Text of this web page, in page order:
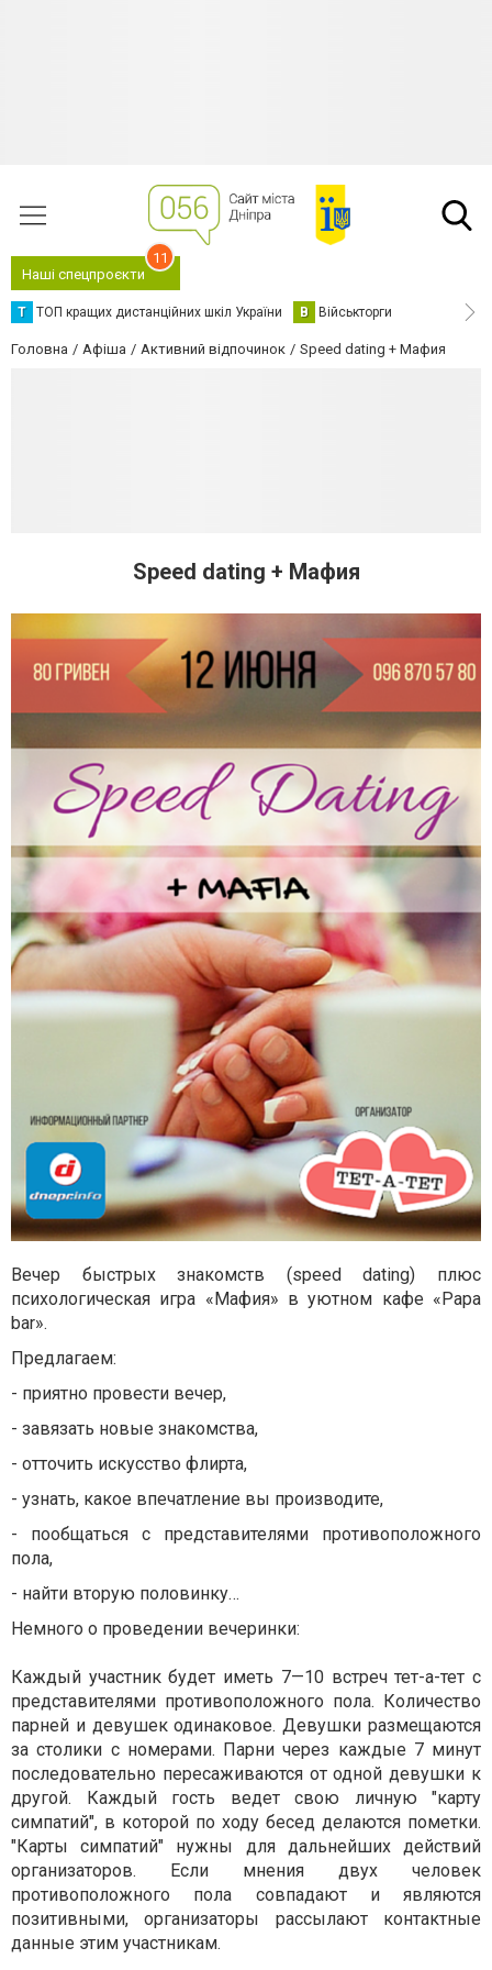
Наші спецпроєкти
11
Т ТОП кращих дистанційних шкіл України В Військторги
Головна Афіша Активний відпочинок Speed dating + Мафия
Speed dating + Мафия
Вечер быстрых знакомств (speed dating) плюс
психологическая игра «Мафия» в уютном кафе «Papa
bar».
Предлагаем:
- приятно провести вечер,
- завязать новые знакомства,
- отточить искусство флирта,
- узнать, какое впечатление вы производите,
- пообщаться с представителями противоположного
пола,
- найти вторую половинку…
Немного о проведении вечеринки:
Каждый участник будет иметь 7—10 встреч тет-а-тет с
представителями противоположного пола. Количество
парней и девушек одинаковое. Девушки размещаются
за столики с номерами. Парни через каждые 7 минут
последовательно пересаживаются от одной девушки к
другой. Каждый гость ведет свою личную "карту
симпатий", в которой по ходу бесед делаются пометки.
"Карты симпатий" нужны для дальнейших действий
организаторов. Если мнения двух человек
противоположного пола совпадают и являются
позитивными, организаторы рассылают контактные
данные этим участникам.